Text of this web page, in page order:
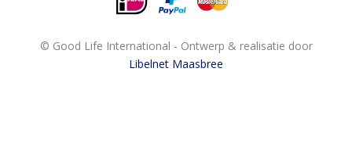
© Good Life International - Ontwerp & realisatie door
Libelnet Maasbree